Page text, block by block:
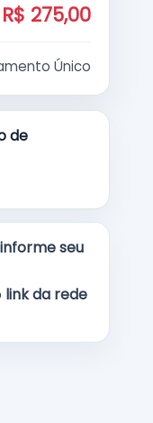
R$ 275,00
Único
de
seu
link da rede